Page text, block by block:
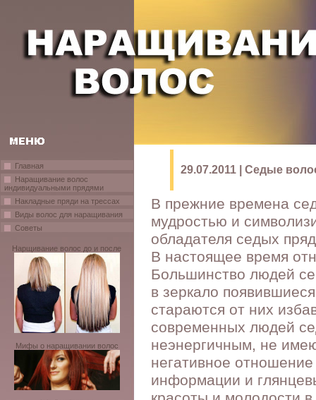
Главная
Наращивание волос
индивидуальными прядями
Накладные пряди на трессах
Виды волос для наращивания
Советы
Нарщивание волос до и после
Мифы о наращивании волос
29.07.2011 | Седые
В прежние времена
мудростью и
обладателя седых
В настоящее время
Большинство людей
в зеркало
стараются от них
современных людей
неэнергичным, не
негативное
информации и